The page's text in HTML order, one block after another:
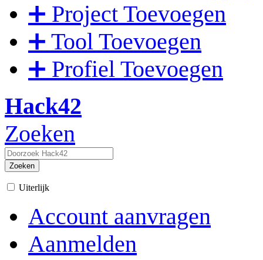
➕ Project Toevoegen
➕ Tool Toevoegen
➕ Profiel Toevoegen
Hack42
Zoeken
Zoeken
Uiterlijk
Account aanvragen
Aanmelden